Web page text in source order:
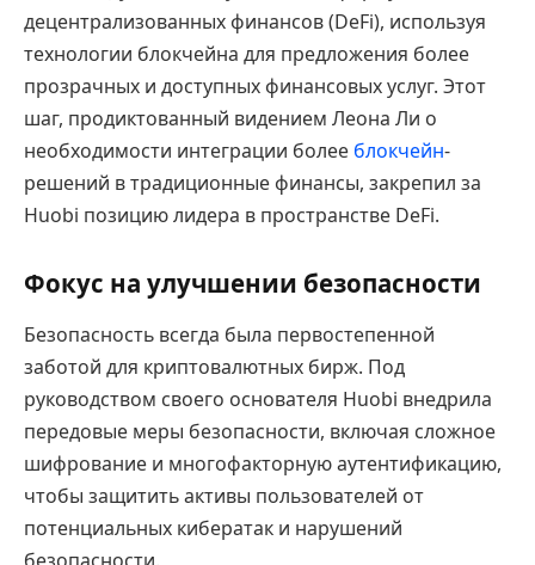
децентрализованных финансов (DeFi), используя
технологии блокчейна для предложения более
прозрачных и доступных финансовых услуг. Этот
шаг, продиктованный видением Леона Ли о
необходимости интеграции более блокчейн-
решений в традиционные финансы, закрепил за
Huobi позицию лидера в пространстве DeFi.
Фокус на улучшении безопасности
Безопасность всегда была первостепенной
заботой для криптовалютных бирж. Под
руководством своего основателя Huobi внедрила
передовые меры безопасности, включая сложное
шифрование и многофакторную аутентификацию,
чтобы защитить активы пользователей от
потенциальных кибератак и нарушений